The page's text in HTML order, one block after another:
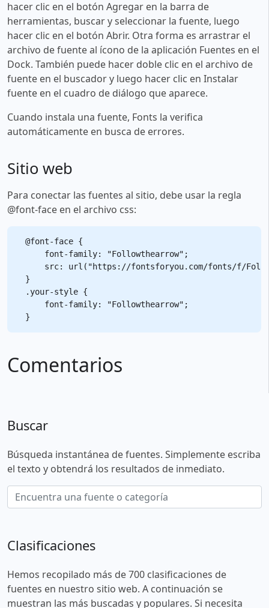
hacer clic en el botón Agregar en la barra de
herramientas, buscar y seleccionar la fuente, luego
hacer clic en el botón Abrir. Otra forma es arrastrar el
archivo de fuente al ícono de la aplicación Fuentes en el
Dock. También puede hacer doble clic en el archivo de
fuente en el buscador y luego hacer clic en Instalar
fuente en el cuadro de diálogo que aparece.
Cuando instala una fuente, Fonts la verifica
automáticamente en busca de errores.
Sitio web
Para conectar las fuentes al sitio, debe usar la regla
@font-face en el archivo css:
@font-face {
    font-family: "Followthearrow";
src: url("https://fontsforyou.com/fonts/f/
}
.your-style {
    font-family: "Followthearrow";
Comentarios
Buscar
Búsqueda instantánea de fuentes. Simplemente escriba
el texto y obtendrá los resultados de inmediato.
Clasificaciones
Hemos recopilado más de 700 clasificaciones de
fuentes en nuestro sitio web. A continuación se
muestran las más buscadas y populares. Si necesita